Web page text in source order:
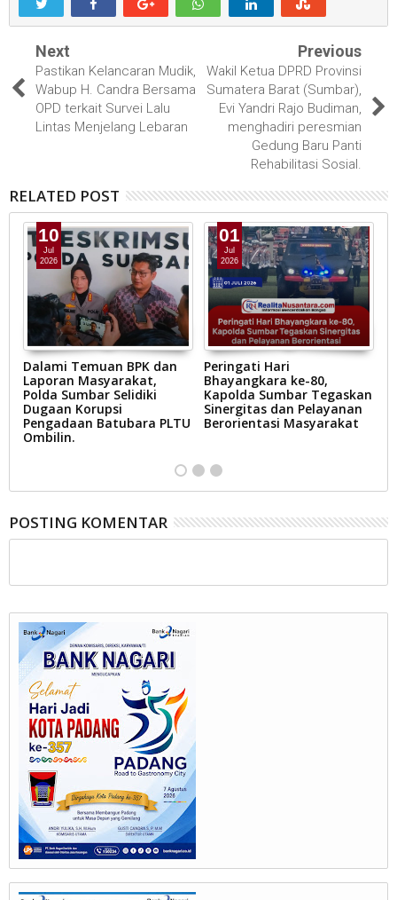
Next
Pastikan Kelancaran Mudik,
Wabup H. Candra Bersama
OPD terkait Survei Lalu
Lintas Menjelang Lebaran
Previous
Wakil Ketua DPRD Provinsi
Sumatera Barat (Sumbar),
Evi Yandri Rajo Budiman,
menghadiri peresmian
Gedung Baru Panti
Rehabilitasi Sosial.
RELATED POST
10
Jul
2026
Dalami Temuan BPK dan
Laporan Masyarakat,
Polda Sumbar Selidiki
Dugaan Korupsi
Pengadaan Batubara PLTU
Ombilin.
01
Jul
2026
Peringati Hari
Bhayangkara ke-80,
Kapolda Sumbar Tegaskan
Sinergitas dan Pelayanan
Berorientasi Masyarakat
POSTING KOMENTAR